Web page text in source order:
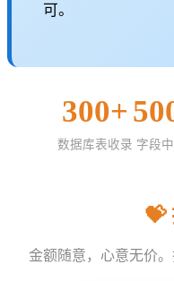
可。
300+
数据库表收录 字段
💝
金额随意，心意无价